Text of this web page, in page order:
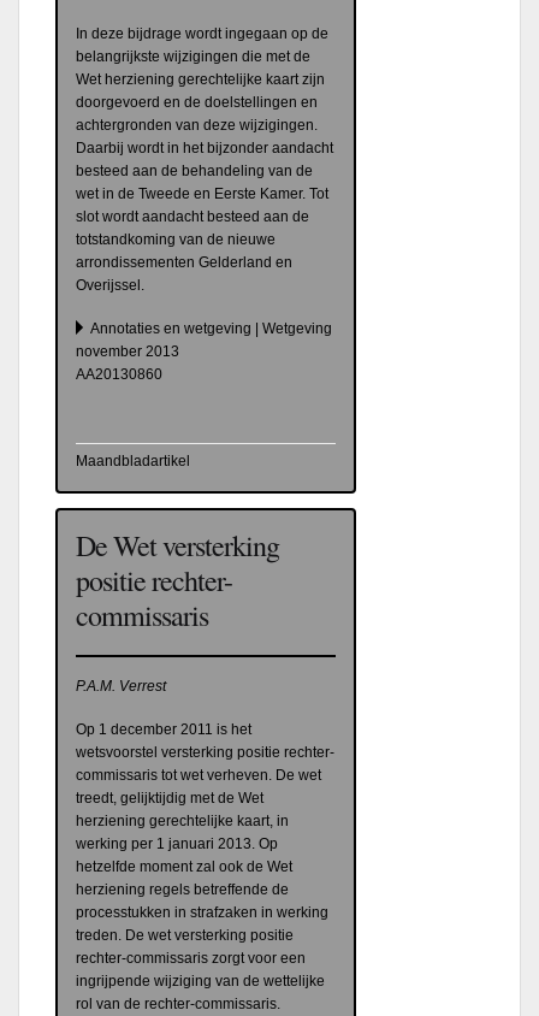
In deze bijdrage wordt ingegaan op de
belangrijkste wijzigingen die met de
Wet herziening gerechtelijke kaart zijn
doorgevoerd en de doelstellingen en
achtergronden van deze wijzigingen.
Daarbij wordt in het bijzonder aandacht
besteed aan de behandeling van de
wet in de Tweede en Eerste Kamer. Tot
slot wordt aandacht besteed aan de
totstandkoming van de nieuwe
arrondissementen Gelderland en
Overijssel.
Annotaties en wetgeving | Wetgeving
november 2013
AA20130860
Maandbladartikel
De Wet versterking
positie rechter-
commissaris
P.A.M. Verrest
Op 1 december 2011 is het
wetsvoorstel versterking positie rechter-
commissaris tot wet verheven. De wet
treedt, gelijktijdig met de Wet
herziening gerechtelijke kaart, in
werking per 1 januari 2013. Op
hetzelfde moment zal ook de Wet
herziening regels betreffende de
processtukken in strafzaken in werking
treden. De wet versterking positie
rechter-commissaris zorgt voor een
ingrijpende wijziging van de wettelijke
rol van de rechter-commissaris.